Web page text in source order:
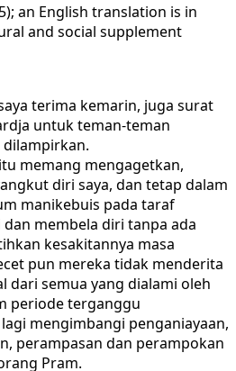
an English translation is in
and social supplement
terima kemarin, juga surat
untuk teman-teman
dilampirkan.
memang mengagetkan,
diri saya, dan tetap dalam
manikebuis pada taraf
membela diri tanpa ada
kesakitannya masa
pun mereka tidak menderita
dari semua yang dialami oleh
periode terganggu
mengimbangi penganiayaan,
perampasan dan perampokan
Pram.